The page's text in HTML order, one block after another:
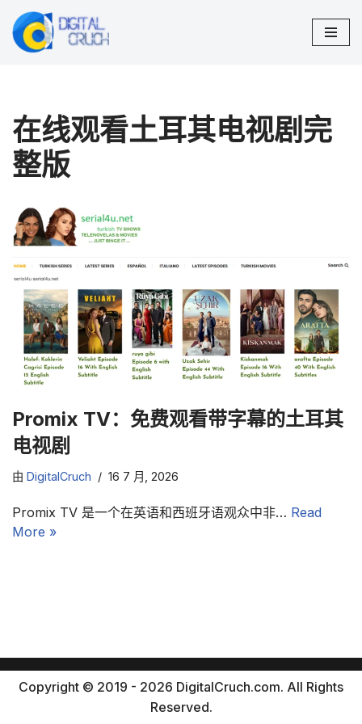
跳
在线观看土耳其电视剧完
整版
Promix TV：免费观看带字幕的土耳其
电视剧
由 DigitalCruch 16 7 月, 2026
Promix TV 是一个在英语和西班牙语观众中非… Read
More »
Copyright © 2019 - 2026 DigitalCruch.com. All Rights
Reserved.